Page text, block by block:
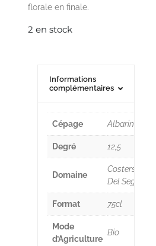
florale en finale.
2 en stock
Informations
complémentaires
Cépage Albarino
Degré 12,5
Domaine
Costers
Del Segre
Format 75cl
Mode
d’Agriculture
Bio